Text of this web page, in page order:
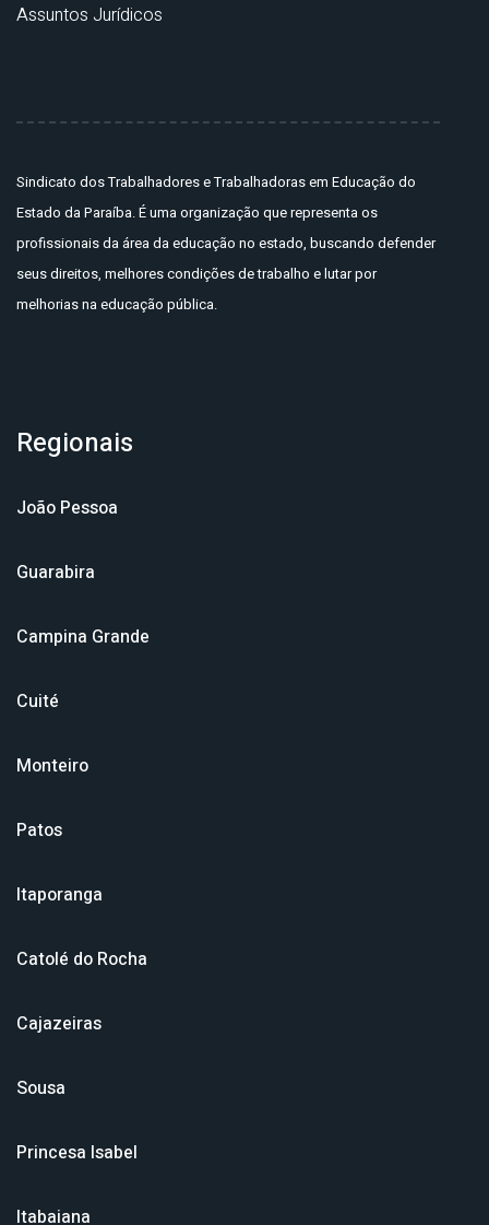
Assuntos Jurídicos
Sindicato dos Trabalhadores e Trabalhadoras em Educação do
Estado da Paraíba. É uma organização que representa os
profissionais da área da educação no estado, buscando defender
seus direitos, melhores condições de trabalho e lutar por
melhorias na educação pública.
Regionais
João Pessoa
Guarabira
Campina Grande
Cuité
Monteiro
Patos
Itaporanga
Catolé do Rocha
Cajazeiras
Sousa
Princesa Isabel
Itabaiana